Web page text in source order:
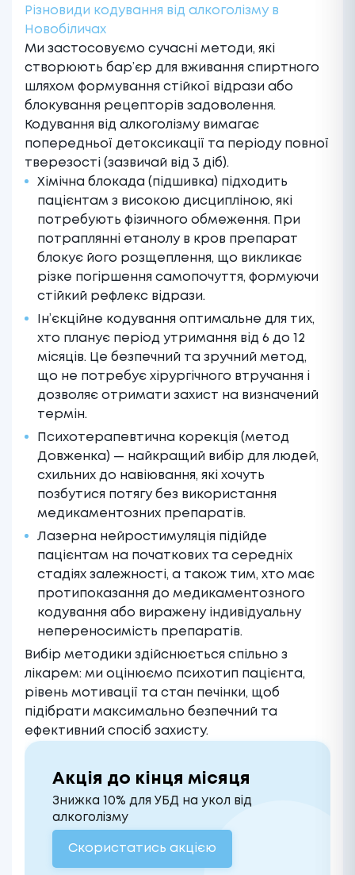
Різновиди кодування від алкоголізму в
Новобіличах
Ми застосовуємо сучасні методи, які
створюють бар’єр для вживання спиртного
шляхом формування стійкої відрази або
блокування рецепторів задоволення.
Кодування від алкоголізмувимагає
попередньої детоксикації та періоду повної
тверезості (зазвичай від 3 діб).
Хімічна блокада (підшивка) підходить
пацієнтам з високою дисципліною, які
потребують фізичного обмеження. При
потраплянні етанолу в кров препарат
блокує його розщеплення, що викликає
різке погіршення самопочуття, формуючи
стійкий рефлекс відрази.
Ін’єкційне кодування оптимальне для тих,
хто планує період утримання від 6 до 12
місяців. Це безпечний та зручний метод,
що не потребує хірургічного втручання і
дозволяє отримати захист на визначений
термін.
Психотерапевтична корекція (метод
Довженка) — найкращий вибір для людей,
схильних до навіювання, які хочуть
позбутися потягу без використання
медикаментозних препаратів.
Лазерна нейростимуляція підійде
пацієнтам на початкових та середніх
стадіях залежності, а також тим, хто має
протипоказання до медикаментозного
кодування або виражену індивідуальну
непереносимість препаратів.
Вибір методики здійснюється спільно з
лікарем: ми оцінюємо психотип пацієнта,
рівень мотивації та стан печінки, щоб
підібрати максимально безпечний та
ефективний спосіб захисту.
Акція до кінця місяця
Знижка 10% для УБД на укол від
алкоголізму
Скористатись акцією